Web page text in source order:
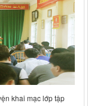
khai mạc lớp tập